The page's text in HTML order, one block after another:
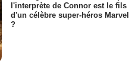
l'interprète de Connor est le fils
d'un célèbre super-héros Marvel
?